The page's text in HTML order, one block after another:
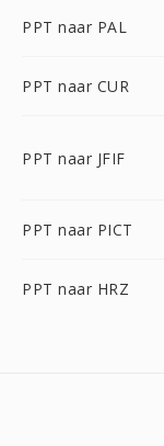
PPT naar PAL
PPT naar CUR
PPT naar JFIF
PPT naar PICT
PPT naar HRZ